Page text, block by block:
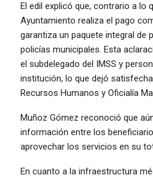
El edil explicó que, contrario a lo
Ayuntamiento realiza el pago
garantiza un paquete integral de
policías municipales. Esta
el subdelegado del IMSS y
institución, lo que dejó
Recursos Humanos y Oficialía
Muñoz Gómez reconoció que
información entre los
aprovechar los servicios en su
En cuanto a la infraestructura